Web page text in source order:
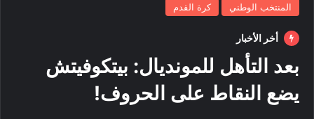
المنتخب الوطني كرة القدم
أخر الأخبار
بعد التأهل للمونديال: بيتكوفيتش
يضع النقاط على الحروف!